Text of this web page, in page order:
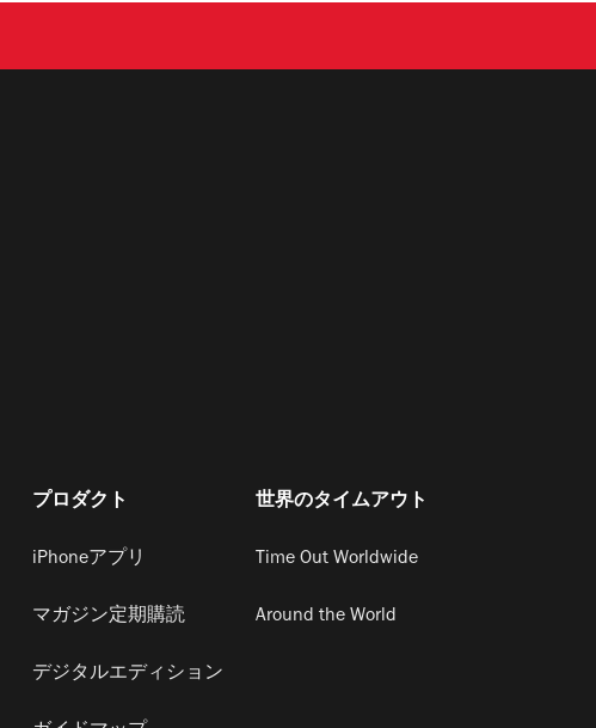
プロダクト
iPhoneアプリ
マガジン定期購読
デジタルエディション
世界のタイムアウト
Time Out Worldwide
Around the World